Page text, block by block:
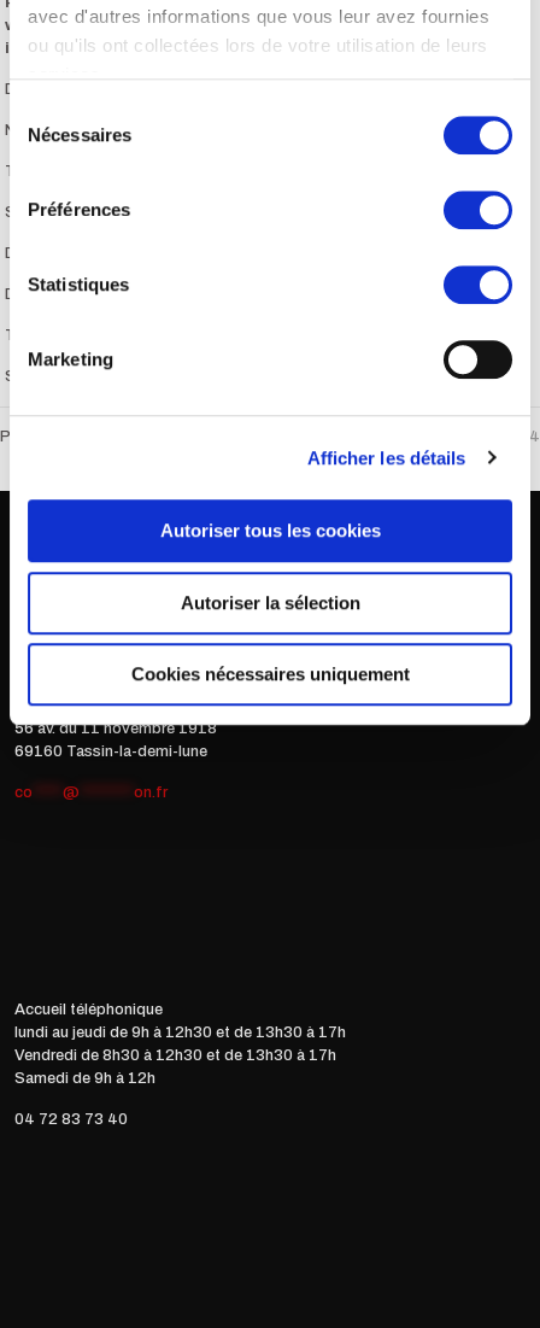
avec d'autres informations que vous leur avez fournies
ou qu'ils ont collectées lors de votre utilisation de leurs
consentement
Nécessaires
Préférences
Statistiques
Marketing
Afficher les détails
Autoriser tous les cookies
Autoriser la sélection
Cookies nécessaires uniquement
www.anim-action.fr et de contacter Nadège après votre
inscription.
Durée du contrat : 3 jours
Nombre d’heures : 21 par semaine
Type d’emploi : Temps partiel, CDD
Salaire : 10,15€ par heure
Durée du contrat : 1 jour
Date de début prévue : 03/04/2021
Type d’emploi : Temps plein, CDD
Salaire : 10,25€ par heure
Partager 4
Les bureaux du Parc
"les cèdres"
56 av. du 11 novembre 1918
69160 Tassin-la-demi-lune
co @ on.fr
Accueil téléphonique
lundi au jeudi de 9h à 12h30 et de 13h30 à 17h
Vendredi de 8h30 à 12h30 et de 13h30 à 17h
Samedi de 9h à 12h
04 72 83 73 40